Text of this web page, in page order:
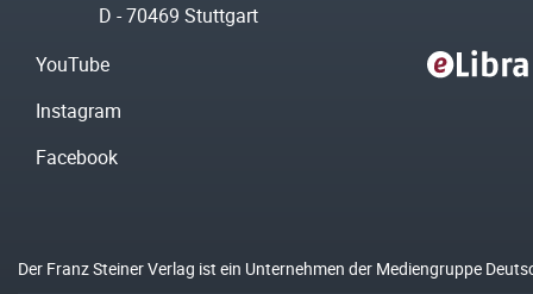
D - 70469 Stuttgart
YouTube
Instagram
Facebook
Der Franz Steiner Verlag ist ein Unternehmen der Mediengruppe